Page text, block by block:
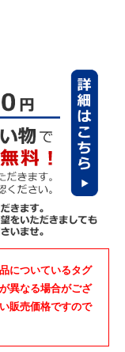
についているタグ
異なる場合がござ
販売価格ですので